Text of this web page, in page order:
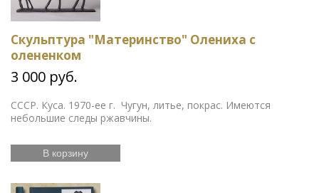
Скульптура "Материнство" Олениха с
олененком
3 000 руб.
СССР. Куса. 1970-ее г. Чугун, литье, покрас. Имеются
небольшие следы ржавчины.
В корзину